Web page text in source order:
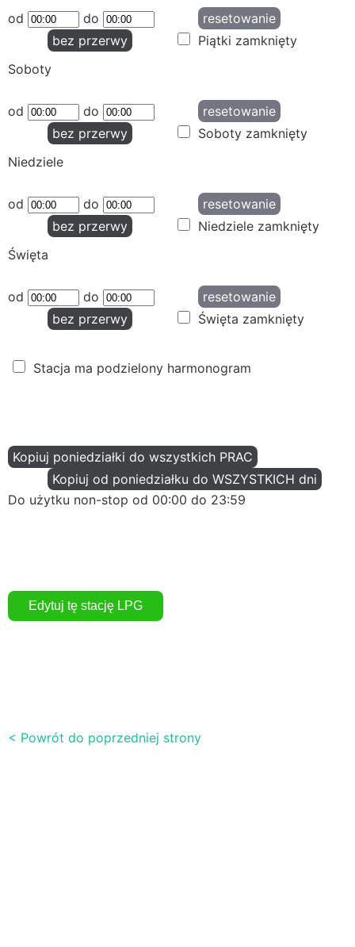
od do
resetowanie
bez przerwy
Piątki zamknięty
Soboty
od do
resetowanie
bez przerwy
Soboty zamknięty
Niedziele
od do
resetowanie
bez przerwy
Niedziele zamknięty
Święta
od do
resetowanie
bez przerwy
Święta zamknięty
Stacja ma podzielony harmonogram
Kopiuj poniedziałki do wszystkich PRAC
Kopiuj od poniedziałku do WSZYSTKICH dni
Do użytku non-stop od 00:00 do 23:59
< Powrót do poprzedniej strony